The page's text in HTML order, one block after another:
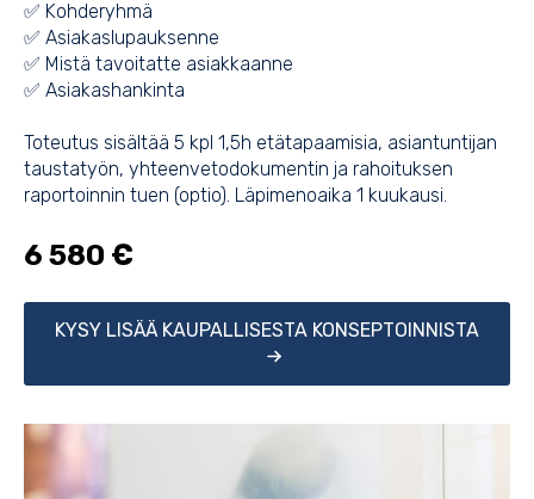
✅ Kohderyhmä
✅ Asiakaslupauksenne
✅ Mistä tavoitatte asiakkaanne
✅ Asiakashankinta
Toteutus sisältää 5 kpl 1,5h etätapaamisia, asiantuntijan
taustatyön, yhteenvetodokumentin ja rahoituksen
raportoinnin tuen (optio). Läpimenoaika 1 kuukausi.
6 580 €
KYSY LISÄÄ KAUPALLISESTA KONSEPTOINNISTA